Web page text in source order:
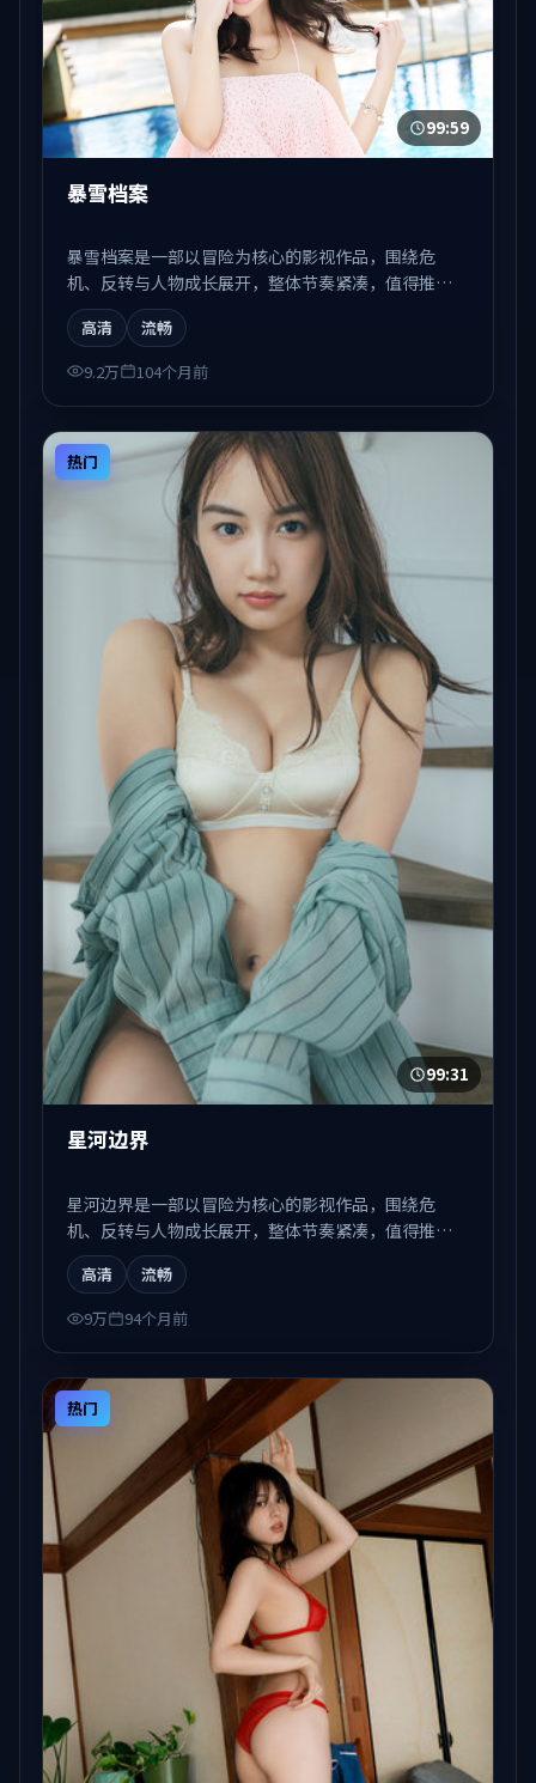
99:59
暴雪档案
暴雪档案是一部以冒险为核心的影视作品，围绕危
机、反转与人物成长展开，整体节奏紧凑，值得推荐
观看。
高清
流畅
9.2万
104个月前
热门
99:31
星河边界
星河边界是一部以冒险为核心的影视作品，围绕危
机、反转与人物成长展开，整体节奏紧凑，值得推荐
观看。
高清
流畅
9万
94个月前
热门